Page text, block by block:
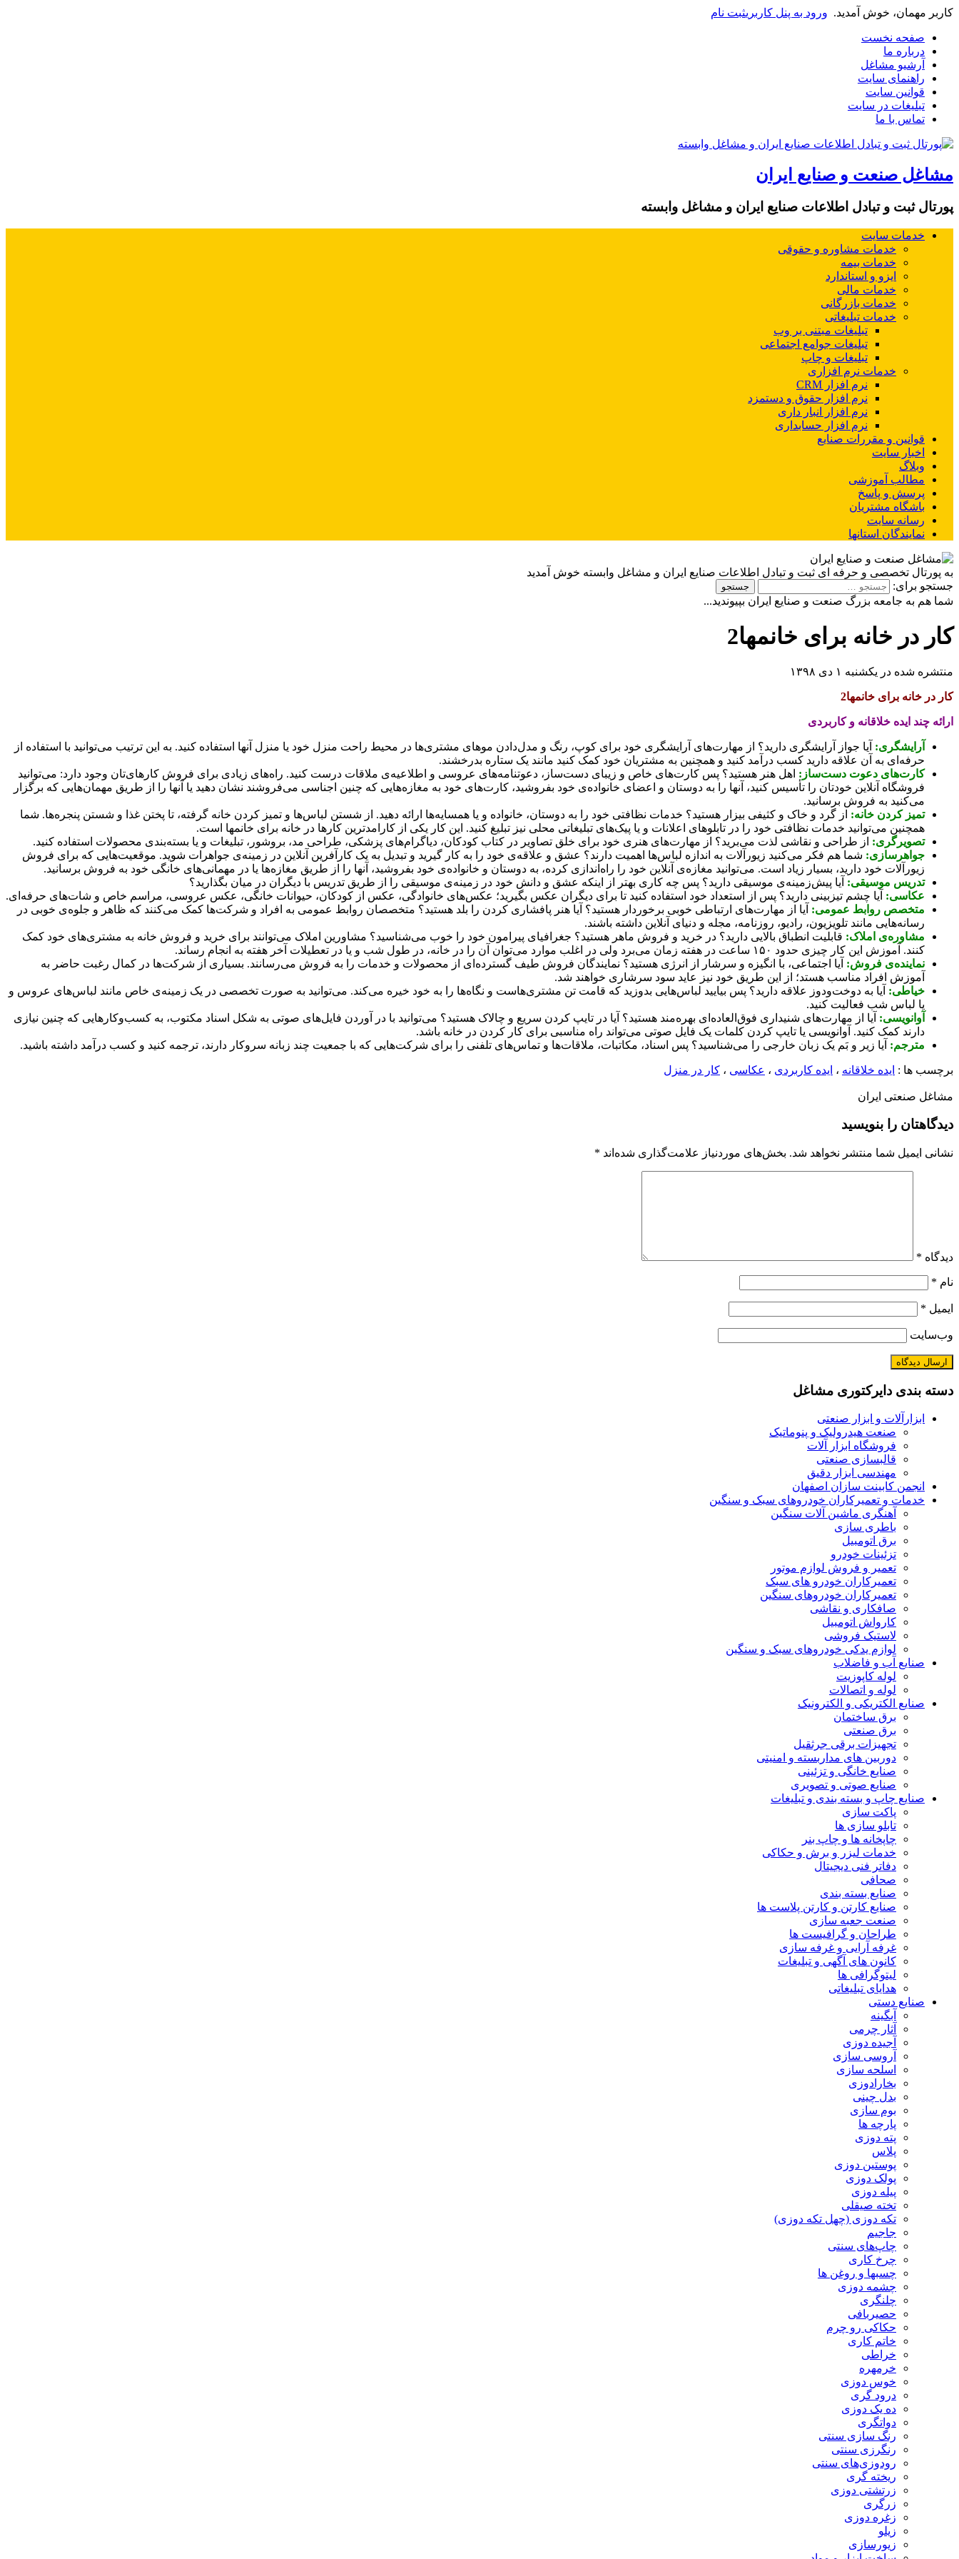
کاربر مهمان، خوش آمدید. ورود به پنل کاربریثبت نام
صفحه نخست
درباره ما
آرشیو مشاغل
راهنمای سایت
قوانین سایت
تبلیغات در سایت
تماس با ما
مشاغل صنعت و صنایع ایران
پورتال ثبت و تبادل اطلاعات صنایع ایران و مشاغل وابسته
خدمات سایت
خدمات مشاوره و حقوقی
خدمات بیمه
ایزو و استاندارد
خدمات مالی
خدمات بازرگانی
خدمات تبلیغاتی
تبلیغات مبتنی بر وب
تبلیغات جوامع اجتماعی
تبلیغات و چاپ
خدمات نرم افزاری
نرم افزار CRM
نرم افزار حقوق و دستمزد
نرم افزار انبار داری
نرم افزار حسابداری
قوانین و مقررات صنایع
اخبار سایت
وبلاگ
مطالب آموزشی
پرسش و پاسخ
باشگاه مشتریان
رسانه سایت
نمایندگان استانها
به پورتال تخصصی و حرفه ای ثبت و تبادل اطلاعات صنایع ایران و مشاغل وابسته خوش آمدید
جستجو برای:
شما هم به جامعه بزرگ صنعت و صنایع ایران بپیوندید...
کار در خانه برای خانمها2
منتشره شده در یکشنبه ۱ دی ۱۳۹۸
کار در خانه برای خانمها2
ارائه چند ایده خلاقانه و کاربردی
آرایشگری: آیا جواز آرایشگری دارید؟ از مهارت‌های آرایشگری خود برای کوپ، رنگ و مدل‌دادن موهای مشتری‌ها در محیط راحت منزل خود یا منزل آنها استفاده کنید. به این ترتیب می‌توانید با استفاده از
حرفه‌ای به آن علاقه دارید کسب درآمد کنید و همچنین به مشتریان خود کمک کنید مانند یک ستاره بدرخشند.
کارت‌های دعوت دست‌ساز: اهل هنر هستید؟ پس کارت‌های خاص و زیبای دست‌ساز، دعوتنامه‌های عروسی و اطلاعیه‌ی ملاقات درست کنید. راه‌های زیادی برای فروش کارهای‌تان وجود دارد: می‌توانید
فروشگاه آنلاین خودتان را تأسیس کنید، آنها را به دوستان و اعضای خانواده‌ی خود بفروشید، کارت‌های خود به مغازه‌هایی که چنین اجناسی می‌فروشند نشان دهید یا آنها‌ را از طریق مهمان‌هایی که برگزار
می‌کنید به فروش برسانید.
تمیز کردن خانه: از گرد و خاک و کثیفی بیزار هستید؟ خدمات نظافتی خود را به دوستان، خانواده و یا همسایه‌ها ارائه دهید. از شستن لباس‌ها و تمیز کردن خانه گرفته، تا پختن غذا و شستن پنجره‌ها. شما
همچنین می‌توانید خدمات نظافتی خود را در تابلوهای اعلانات و یا پیک‌های تبلیغاتی محلی نیز تبلیغ کنید. این کار یکی از کارامدترین کارها در خانه برای خانمها است.
تصویرگری: از طراحی و نقاشی لذت می‌برید؟ از مهارت‌های هنری خود برای خلق تصاویر در کتاب کودکان، دیاگرام‌های پزشکی، طراحی مد، بروشور، تبلیغات و یا بسته‌بندی محصولات استفاده کنید.
جواهرسازی: شما هم فکر می‌کنید زیورآلات به اندازه لباس‌ها اهمیت دارند؟ عشق و علاقه‌ی خود را به کار گیرید و تبدیل به یک کارآفرین آنلاین در زمینه‌ی جواهرات شوید. موقعیت‌هایی که برای فروش
زیورآلات خود دارید، بسیار زیاد است. می‌توانید مغازه‌ی آنلاین خود را راه‌ا‌ندازی کرده، به دوستان و خانواده‌ی خود بفروشید، آنها را از طریق مغازه‌ها یا در مهمانی‌های خانگی خود به فروش برسانید.
تدریس موسیقی: آیا پیش‌زمینه‌ی موسیقی دارید؟ پس چه کاری بهتر از اینکه عشق و دانش خود در زمینه‌ی موسیقی را از طریق تدریس با دیگران در میان‌ بگذارید؟
عکاسی: آیا چشم تیزبینی دارید؟ پس از استعداد خود استفاده کنید تا برای دیگران عکس بگیرید؛ عکس‌های خانوادگی، عکس از کودکان، حیوانات خانگی، عکس عروسی، مراسم خاص و شات‌های حرفه‌ای.
متخصص روابط عمومی: آیا از مهارت‌های ارتباطی خوبی برخوردار هستید؟ آیا هنر پافشاری کردن را بلد هستید؟ متخصصان روابط عمومی به افراد و شرکت‌ها کمک می‌کنند که ظاهر و جلوه‌ی خوبی در
رسانه‌هایی مانند تلویزیون، رادیو، روزنامه، مجله و دنیای آنلاین داشته باشند.
مشاوره‌ی املاک: قابلیت انطباق بالایی دارید؟ در خرید و فروش ماهر هستید؟ جغرافیای پیرامون خود را خوب می‌شناسید؟ مشاورین املاک می‌توانند برای خرید و فروش خانه به مشتری‌های خود کمک
کنند. آموزش این کار چیزی حدود ۱۵۰ ساعت در هفته زمان می­‌برد ولی در اغلب موارد می‌توان آن را در خانه، در طول شب و یا در تعطیلات آخر هفته به انجام رساند.
نماینده‌ی فروش: آیا اجتماعی، با انگیزه و سرشار از انرژی هستید؟ نمایندگان فروش طیف گسترده‌ای از محصولات و خدمات را به فروش می‌رسانند. بسیاری از شرکت‌ها در کمال رغبت حاضر به
آموزش افراد مناسب هستد؛ از این طریق خود نیز عاید سود سرشاری خواهند شد.
خیاطی: آیا به دوخت‌و‌دوز علاقه دارید؟ پس بیایید لباس‌هایی بدوزید که قامت تن مشتری‌‌هاست و نگاه‌ها را به خود خیره می‌کند. می‌توانید به صورت تخصصی در یک زمینه‌ی خاص مانند لبا‌س‌های عروس و
یا لباس شب فعالیت کنید.
آوانویسی: آیا از مهار‌ت‌های شنیداری فوق‌العاده‌ای بهره‌مند هستید؟ آیا در تایپ کردن سریع و چالاک هستید؟ می‌توانید با در آوردن فایل‌های صوتی به شکل اسناد مکتوب، به کسب‌‌و‌کارهایی که چنین نیازی
دارند کمک کنید. آوانویسی یا تایپ کردن کلمات یک فایل صوتی می‌تواند راه مناسبی برای کار کردن در خانه باشد.
مترجم: آیا زیر و بَم یک زبان خارجی را می‌شناسید؟ پس اسناد، مکاتبات، ملاقات‌ها و تماس‌های تلفنی را برای شرکت‌هایی که با جمعیت چند زبانه سروکار دارند، ترجمه کنید و کسب درآمد داشته باشید.
برچسب ها : ایده خلاقانه ، ایده کاربردی ، عکاسی ، کار در منزل
مشاغل صنعتی ایران
دیدگاهتان را بنویسید
نشانی ایمیل شما منتشر نخواهد شد. بخش‌های موردنیاز علامت‌گذاری شده‌اند *
دیدگاه *
نام *
ایمیل *
وب‌سایت
دسته بندی دایرکتوری مشاغل
ابزارآلات و ابزار صنعتی
صنعت هیدرولیک و پنوماتیک
فروشگاه ابزار آلات
قالبسازی صنعتی
مهندسی ابزار دقیق
انجمن کابینت سازان اصفهان
خدمات و تعمیرکاران خودروهای سبک و سنگین
آهنگری ماشین آلات سنگین
باطری سازی
برق اتومبیل
تزئینات خودرو
تعمیر و فروش لوازم موتور
تعمیرکاران خودرو های سبک
تعمیرکاران خودروهای سنگین
صافکاری و نقاشی
کارواش اتومبیل
لاستیک فروشی
لوازم یدکی خودروهای سبک و سنگین
صنایع آب و فاضلاب
لوله کاپوزیت
لوله و اتصالات
صنایع الکتریکی و الکترونیک
برق ساختمان
برق صنعتی
تجهیزات برقی جرثقیل
دوربین های مداربسته و امنیتی
صنایع خانگی و تزئینی
صنایع صوتی و تصویری
صنایع چاپ و بسته بندی و تبلیغات
پاکت سازی
تابلو سازی ها
چاپخانه ها و چاپ بنر
خدمات لیزر و برش و حکاکی
دفاتر فنی دیجیتال
صحافی
صنایع بسته بندی
صنایع کارتن و کارتن پلاست ها
صنعت جعبه سازی
طراحان و گرافیست ها
غرفه آرایی و غرفه سازی
کانون های آگهی و تبلیغات
لیتوگرافی ها
هدایای تبلیغاتی
صنایع دستی
آبگینه
آثار چرمی
آجیده دوزی
آروسی سازی
اسلحه سازی
بخارادوزی
بدل چینی
بوم سازی
پارچه ها
پته دوزی
پلاس
پوستین دوزی
پولک دوزی
پیله دوزی
تخته صیقلی
تکه دوزی (چهل تکه دوزی)
جاجیم
چاپ‌های سنتی
چرخ کاری
چسبها و روغن ها
چشمه دوزی
چلنگری
حصیربافی
حکاکی رو چرم
خاتم کاری
خراطی
خرمهره
خوس دوزی
درود گری
ده یک دوزی
دواتگری
رنگ سازی سنتی
رنگرزی سنتی
رودوزی‌های سنتی
ریخته گری
زرتشتی دوزی
زرگری
زغره دوزی
زیلو
زیورسازی